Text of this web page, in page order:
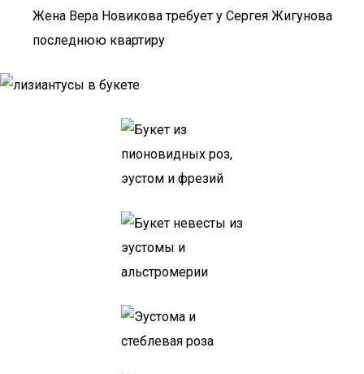
Жена Вера Новикова требует у Сергея Жигунова
последнюю квартиру